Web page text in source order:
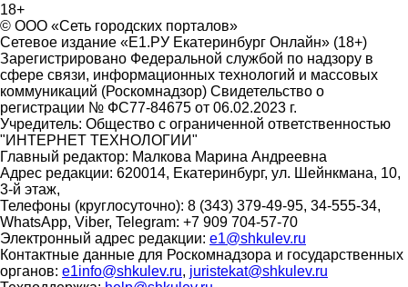
18+
© ООО «Сеть городских порталов»
Сетевое издание «Е1.РУ Екатеринбург Онлайн» (18+)
Зарегистрировано Федеральной службой по надзору в
сфере связи, информационных технологий и массовых
коммуникаций (Роскомнадзор) Свидетельство о
регистрации № ФС77-84675 от 06.02.2023 г.
Учредитель: Общество с ограниченной ответственностью
"ИНТЕРНЕТ ТЕХНОЛОГИИ"
Главный редактор: Малкова Марина Андреевна
Адрес редакции: 620014, Екатеринбург, ул. Шейнкмана, 10,
3-й этаж,
Телефоны (круглосуточно): 8 (343) 379-49-95, 34-555-34,
WhatsApp, Viber, Telegram: +7 909 704-57-70
Электронный адрес редакции: e1@shkulev.ru
Контактные данные для Роскомнадзора и государственных
органов: e1info@shkulev.ru, juristekat@shkulev.ru